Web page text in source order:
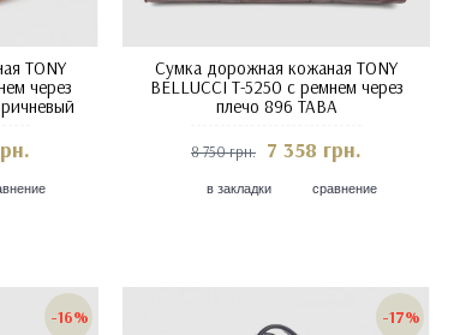
TONY
через
Сумка дорожная кожаная TONY
BELLUCCI T-5250 с ремнем через
плечо 896 TABA
8 750 грн. 7 358 грн.
в закладки сравнение
-16% -17%